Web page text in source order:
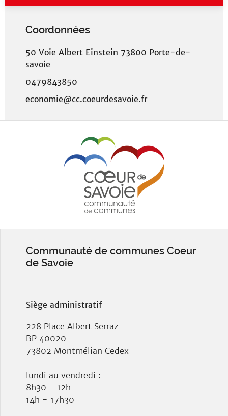
Coordonnées
50 Voie Albert Einstein 73800 Porte-de-
savoie
0479843850
economie@cc.coeurdesavoie.fr
Communauté de communes Coeur
de Savoie
Siège administratif
228 Place Albert Serraz
BP 40020
73802 Montmélian Cedex
lundi au vendredi :
8h30 - 12h
14h - 17h30